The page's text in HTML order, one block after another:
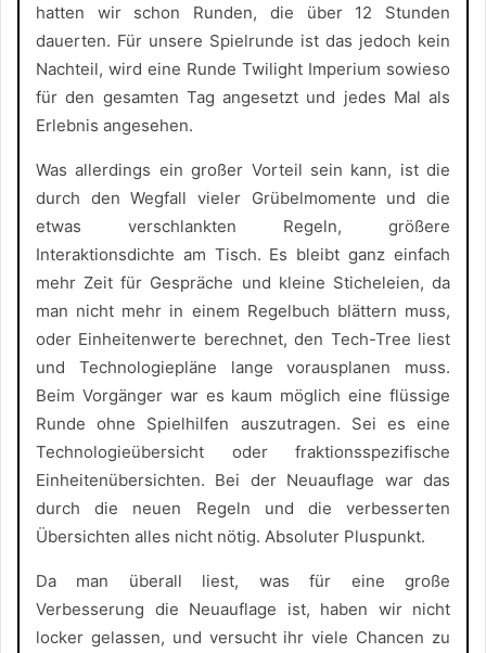
hatten wir schon Runden, die über 12 Stunden
dauerten. Für unsere Spielrunde ist das jedoch kein
Nachteil, wird eine Runde Twilight Imperium sowieso
für den gesamten Tag angesetzt und jedes Mal als
Erlebnis angesehen.
Was allerdings ein großer Vorteil sein kann, ist die
durch den Wegfall vieler Grübelmomente und die
etwas verschlankten Regeln, größere
Interaktionsdichte am Tisch. Es bleibt ganz einfach
mehr Zeit für Gespräche und kleine Sticheleien, da
man nicht mehr in einem Regelbuch blättern muss,
oder Einheitenwerte berechnet, den Tech-Tree liest
und Technologiepläne lange vorausplanen muss.
Beim Vorgänger war es kaum möglich eine flüssige
Runde ohne Spielhilfen auszutragen. Sei es eine
Technologieübersicht oder fraktionsspezifische
Einheitenübersichten. Bei der Neuauflage war das
durch die neuen Regeln und die verbesserten
Übersichten alles nicht nötig. Absoluter Pluspunkt.
Da man überall liest, was für eine große
Verbesserung die Neuauflage ist, haben wir nicht
locker gelassen, und versucht ihr viele Chancen zu